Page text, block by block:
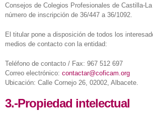
Consejos de Colegios Profesionales de Castilla-
número de inscripción de 36/447 a 36/1092.
El titular pone a disposición de todos los
medios de contacto con la entidad:
Teléfono de contacto / Fax: 967 512 697
Correo electrónico: contactar@coficam.org
Ubicación: Calle Cornejo 26, 02002, Albacete.
3.-Propiedad intelectual